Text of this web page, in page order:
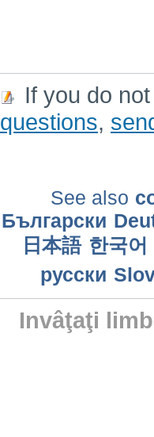
If you do
questions,
See also
Български
日本語 한국어
русски
Invâţaţi